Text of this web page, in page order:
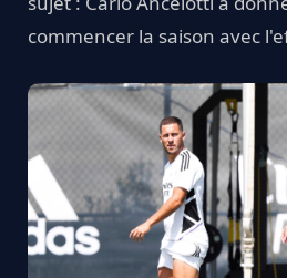
commencer la saison avec